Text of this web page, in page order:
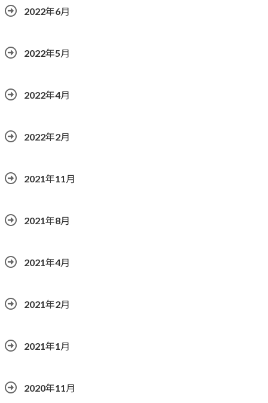
2022年6月
2022年5月
2022年4月
2022年2月
2021年11月
2021年8月
2021年4月
2021年2月
2021年1月
2020年11月